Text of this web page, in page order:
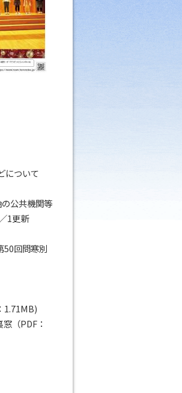
について
公共機関等
1更新
50回問寒別
1.71MB)
（PDF：